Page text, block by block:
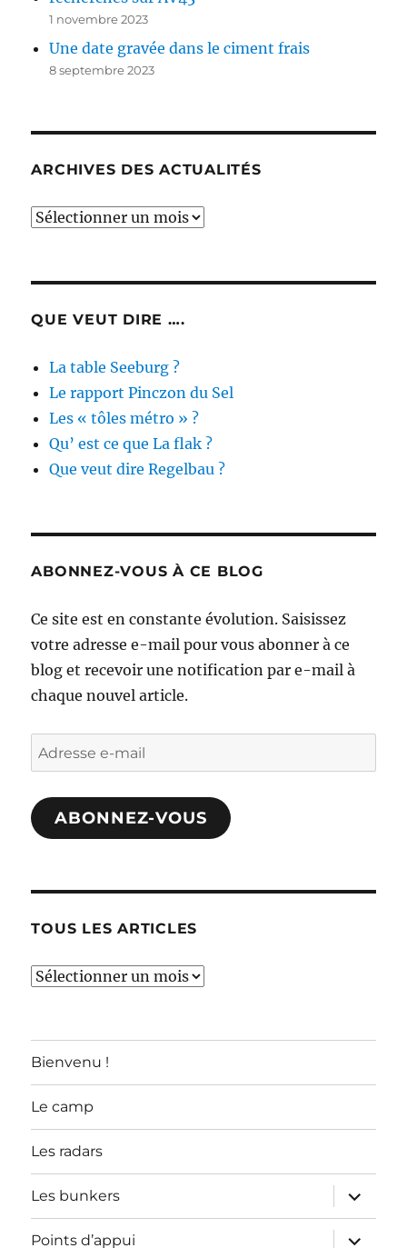
1 novembre 2023
Une date gravée dans le ciment frais
8 septembre 2023
ARCHIVES DES ACTUALITÉS
Archives
QUE VEUT DIRE ….
La table Seeburg ?
Le rapport Pinczon du Sel
Les « tôles métro » ?
Qu’ est ce que La flak ?
Que veut dire Regelbau ?
ABONNEZ-VOUS À CE BLOG
Ce site est en constante évolution. Saisissez
votre adresse e-mail pour vous abonner à ce
blog et recevoir une notification par e-mail à
chaque nouvel article.
Adresse
e-
mail
ABONNEZ-VOUS
TOUS LES ARTICLES
TOUS
Bienvenu !
Le camp
Les radars
Les bunkers
ouvrir
le
sous-
menu
Points d’appui
ouvrir